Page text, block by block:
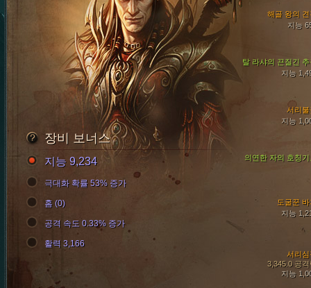
탈 라샤의 끈질긴 추
지능
서리불
지능
해골 왕의 견
지능
도굴꾼
지능
서리심
3,345.0 공격
지능
의연한 자의 호칭기
장비 보너스
지능 9,234
극대화 확률 53% 증가
홈 (0)
공격 속도 0.33% 증가
활력 3,166